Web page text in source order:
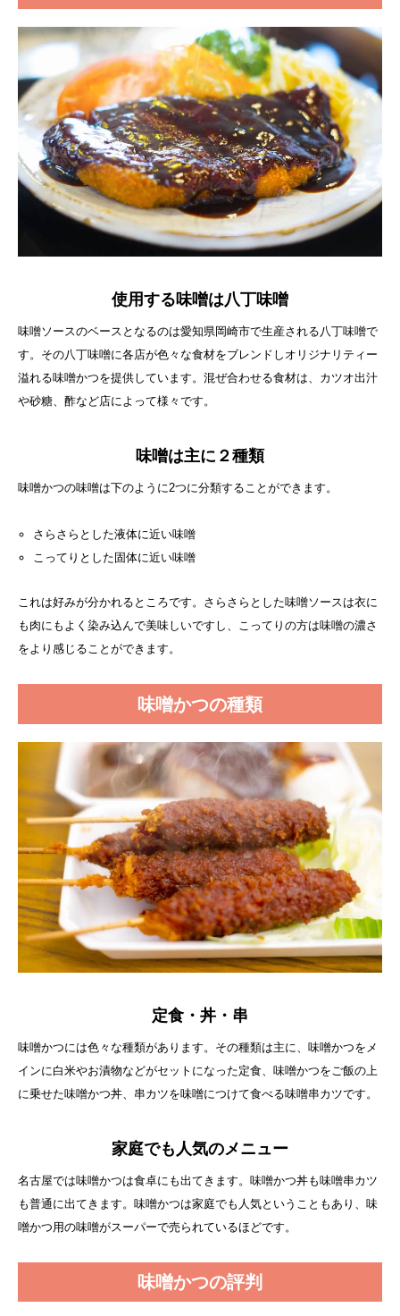
使用する味噌は八丁味噌
味噌ソースのベースとなるのは愛知県岡崎市で生産される八丁味噌で
す。その八丁味噌に各店が色々な食材をブレンドしオリジナリティー
溢れる味噌かつを提供しています。混ぜ合わせる食材は、カツオ出汁
や砂糖、酢など店によって様々です。
味噌は主に２種類
味噌かつの味噌は下のように2つに分類することができます。
さらさらとした液体に近い味噌
こってりとした固体に近い味噌
これは好みが分かれるところです。さらさらとした味噌ソースは衣に
も肉にもよく染み込んで美味しいですし、こってりの方は味噌の濃さ
をより感じることができます。
味噌かつの種類
定食・丼・串
味噌かつには色々な種類があります。その種類は主に、味噌かつをメ
インに白米やお漬物などがセットになった定食、味噌かつをご飯の上
に乗せた味噌かつ丼、串カツを味噌につけて食べる味噌串カツです。
家庭でも人気のメニュー
名古屋では味噌かつは食卓にも出てきます。味噌かつ丼も味噌串カツ
も普通に出てきます。味噌かつは家庭でも人気ということもあり、味
噌かつ用の味噌がスーパーで売られているほどです。
味噌かつの評判